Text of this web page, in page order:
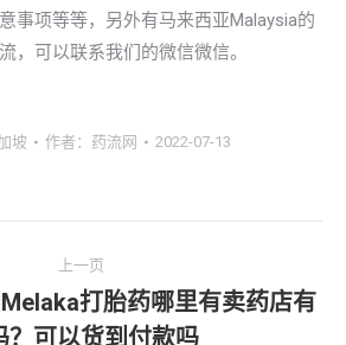
事项等等，另外有马来西亚Malaysia的
，可以联系我们的微信微信。
坡 作者： 药流网 2022-07-13
上一页
上
打胎药哪里有卖药店有
？可以货到付款吗